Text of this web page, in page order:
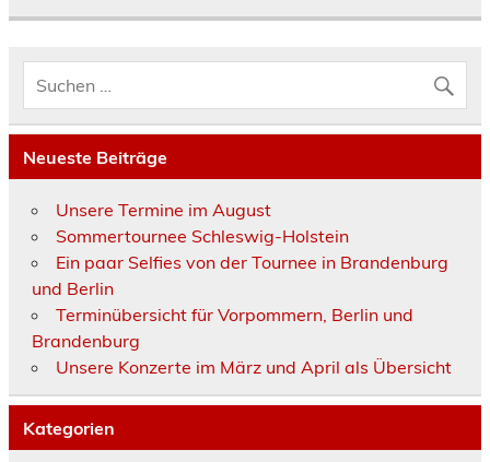
Neueste Beiträge
Unsere Termine im August
Sommertournee Schleswig-Holstein
Ein paar Selfies von der Tournee in Brandenburg
und Berlin
Terminübersicht für Vorpommern, Berlin und
Brandenburg
Unsere Konzerte im März und April als Übersicht
Kategorien